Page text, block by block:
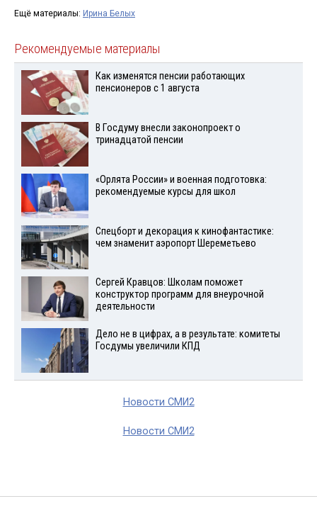
Ещё материалы: Ирина Белых
Рекомендуемые материалы
Как изменятся пенсии работающих
пенсионеров с 1 августа
В Госдуму внесли законопроект о
тринадцатой пенсии
«Орлята России» и военная подготовка:
рекомендуемые курсы для школ
Спецборт и декорация к кинофантастике:
чем знаменит аэропорт Шереметьево
Сергей Кравцов: Школам поможет
конструктор программ для внеурочной
деятельности
Дело не в цифрах, а в результате: комитеты
Госдумы увеличили КПД
Новости СМИ2
Новости СМИ2